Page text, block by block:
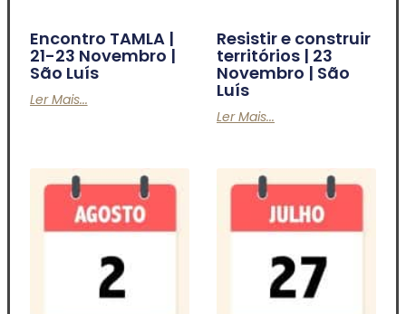
Encontro TAMLA |
21-23 Novembro |
São Luís
Ler Mais...
Resistir e construir
territórios | 23
Novembro | São
Luís
Ler Mais...